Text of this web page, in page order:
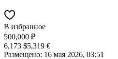
В избранное
500,000 ₽
6,173 $5,319 €
Размещено: 16 мая 2026, 03:51